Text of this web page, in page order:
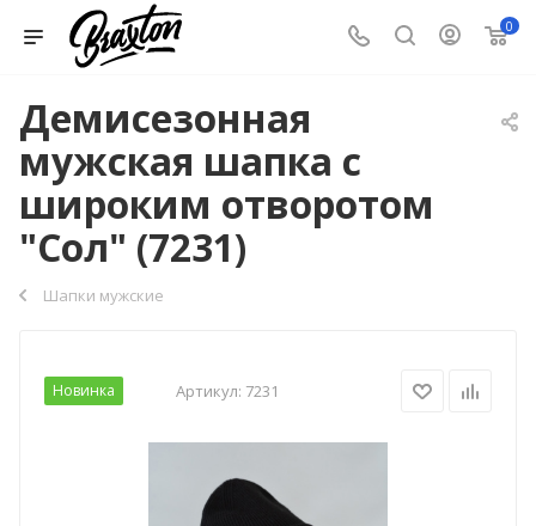
0
Демисезонная
мужская шапка с
широким отворотом
"Сол" (7231)
Шапки мужские
Новинка Артикул: 7231